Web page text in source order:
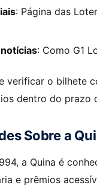
: Página das
: Como G1
verificar o bilhete
dentro do prazo
Sobre a
a Quina é
e prêmios